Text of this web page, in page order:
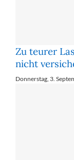
Zu teurer
nicht
Donnerstag, 3.